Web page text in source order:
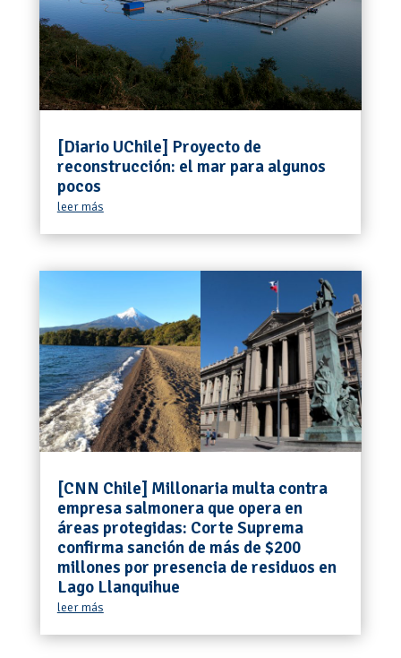
[Diario UChile] Proyecto de
reconstrucción: el mar para algunos
pocos
leer más
[CNN Chile] Millonaria multa contra
empresa salmonera que opera en
áreas protegidas: Corte Suprema
confirma sanción de más de $200
millones por presencia de residuos en
Lago Llanquihue
leer más